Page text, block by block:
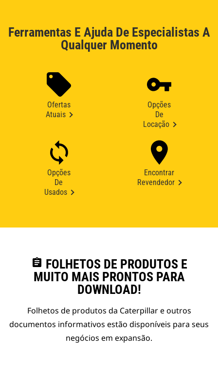
Ferramentas E Ajuda De Especialistas A
Qualquer Momento
Ofertas
Atuais
Opções
De
Locação
Opções
De
Usados
Encontrar
Revendedor
assignment FOLHETOS DE PRODUTOS E
MUITO MAIS PRONTOS PARA
DOWNLOAD!
Folhetos de produtos da Caterpillar e outros
documentos informativos estão disponíveis para seus
negócios em expansão.